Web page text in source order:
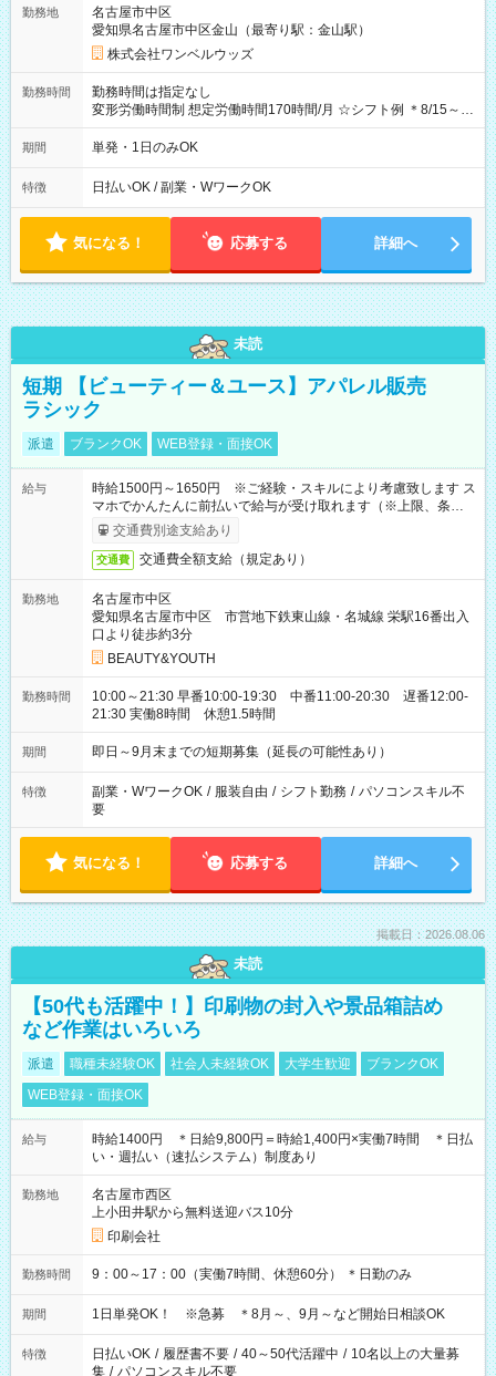
期間なし
勤務地
名古屋市中区
愛知県名古屋市中区金山（最寄り駅：金山駅）
株式会社ワンベルウッズ
勤務時間
勤務時間は指定なし
変形労働時間制 想定労働時間170時間/月 ☆シフト例 ＊8/15～
10/26 全日共通 08：00～12：00 17：00～21：00 ＊8/31
～9/19のみ下記シフトもあります！ 12：00～16：00 ＊9/6～
00
期間 単発・1日のみOK
特徴 日払いOK / 副業・WワークOK
気になる！ 応募する 詳細へ
未読
短期 【ビューティー＆ユース】アパレル販売
ラシック
派遣 ブランクOK WEB登録・面接OK
給与
時給1500円～1650円 ※ご経験・スキルにより考慮致します ス
マホでかんたんに前払いで給与が受け取れます（※上限、条件
あり）交通費別途支給あり
交通費 交通費全額支給（規定あり）
勤務地
名古屋市中区
愛知県名古屋市中区 市営地下鉄東山線・名城線 栄駅16番出入
口より徒歩約3分
BEAUTY&YOUTH
勤務時間
10:00～21:30 早番10:00-19:30 中番11:00-20:30 遅番12:00-
21:30 実働8時間 休憩1.5時間
期間 即日～9月末までの短期募集（延長の可能性あり）
特徴 副業・WワークOK / 服装自由 / シフト勤務 / パソコンスキル不
要
気になる！ 応募する 詳細へ
掲載日：2026.08.06
未読
【50代も活躍中！】印刷物の封入や景品箱詰め
など作業はいろいろ
派遣 職種未経験OK 社会人未経験OK 大学生歓迎
ブランクOK
WEB登録・面接OK
給与
時給1400円 ＊日給9,800円＝時給1,400円×実働7時間 ＊日払
い・週払い（速払システム）制度あり
勤務地
名古屋市西区
上小田井駅から無料送迎バス10分
印刷会社
勤務時間 9：00～17：00（実働7時間、休憩60分） ＊日勤のみ
期間 1日単発OK！ ※急募 ＊8月～、9月～など開始日相談OK
特徴 日払いOK / 履歴書不要 / 40～50代活躍中 / 10名以上の大量募
集 / パソコンスキル不要